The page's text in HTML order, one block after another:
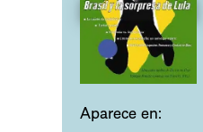
Aparece en: